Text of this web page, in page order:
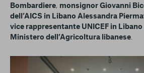
Bombardiere, monsignor Giovanni
dell’AICS in Libano Alessandra
vice rappresentante UNICEF in Libano
Ministero dell’Agricoltura libanese